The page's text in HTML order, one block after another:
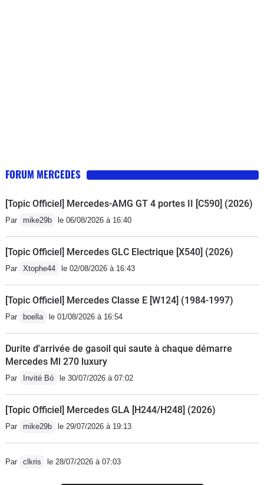
nouveau logiciel qui n’est pour l’instant pas disponible
pour la disponibilité de celui-ci.Résultat des courses
étant professionnel de la route je me retrouve avec un
pour moi un véhicule a fuir.
FORUM MERCEDES
[Topic Officiel] Mercedes-AMG GT 4 portes II [C590] (2026)
Par mike29b le 06/08/2026 à 16:40
[Topic Officiel] Mercedes GLC Electrique [X540] (2026)
Par Xtophe44 le 02/08/2026 à 16:43
[Topic Officiel] Mercedes Classe E [W124] (1984-1997)
Par boella le 01/08/2026 à 16:54
Durite d'arrivée de gasoil qui saute à chaque démarre
Mercedes Ml 270 luxury
Par Invité Bó le 30/07/2026 à 07:02
[Topic Officiel] Mercedes GLA [H244/H248] (2026)
Par mike29b le 29/07/2026 à 19:13
Par clkris le 28/07/2026 à 07:03